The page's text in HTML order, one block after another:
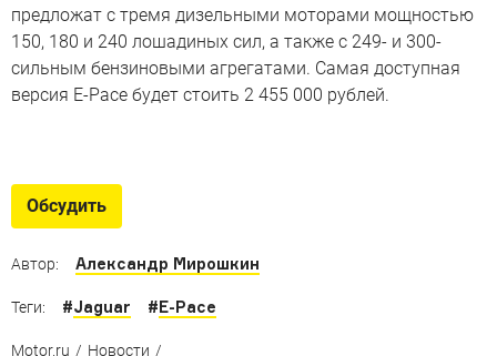
предложат с тремя дизельными моторами мощностью
150, 180 и 240 лошадиных сил, а также с 249- и 300-
сильным бензиновыми агрегатами. Самая доступная
версия E-Pace будет стоить 2 455 000 рублей.
Все, что нужно знать об очень маленьком кроссовере
Обсудить
Автор: Александр Мирошкин
Теги: #Jaguar #E-Pace
Motor.ru / Новости /